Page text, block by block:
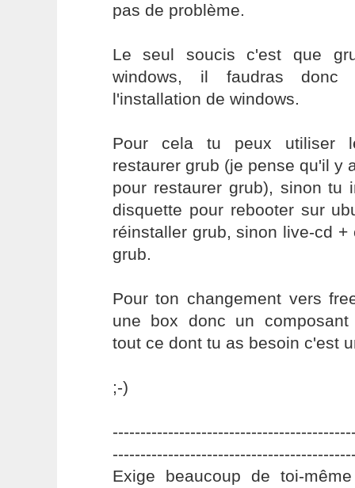
pas de problème.
Le seul soucis c'est que
windows, il faudras donc
l'installation de windows.
Pour cela tu peux utiliser
restaurer grub (je pense qu'il y
pour restaurer grub), sinon tu
disquette pour rebooter sur
réinstaller grub, sinon live-cd
grub.
Pour ton changement vers
une box donc un composant
tout ce dont tu as besoin c'est
;-)
Exige beaucoup de toi-